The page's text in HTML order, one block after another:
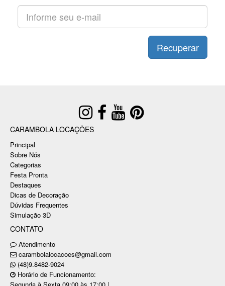
Recuperar
CARAMBOLA LOCAÇÕES
Principal
Sobre Nós
Categorias
Festa Pronta
Destaques
Dicas de Decoração
Dúvidas Frequentes
Simulação 3D
CONTATO
Atendimento
carambolalocacoes@gmail.com
(48)9.8482-9024
Horário de Funcionamento: